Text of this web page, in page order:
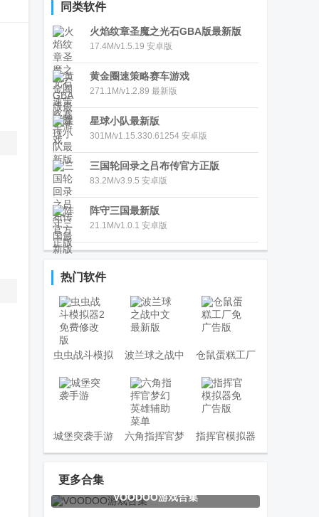
同类软件
火焰纹章圣魔之光石GBA版最新版
17.4M/v1.5.19 安卓版
黄金圈速策略赛车游戏
271.1M/v1.2.89 最新版
星球小队最新版
301M/v1.15.330.61254 安卓版
三国轮回录之吕布传官方正版
83.2M/v3.9.5 安卓版
阵守三国最新版
21.1M/v1.0.1 安卓版
热门软件
虫虫战斗模拟
器2免费修改
版
波兰球之战中
文最新版
仓鼠蛋糕工厂
免广告版
城堡突袭手游
六角指挥官梦
幻英雄辅助菜
指挥官模拟器
免广告版
更多合集
VOODOO游戏合集